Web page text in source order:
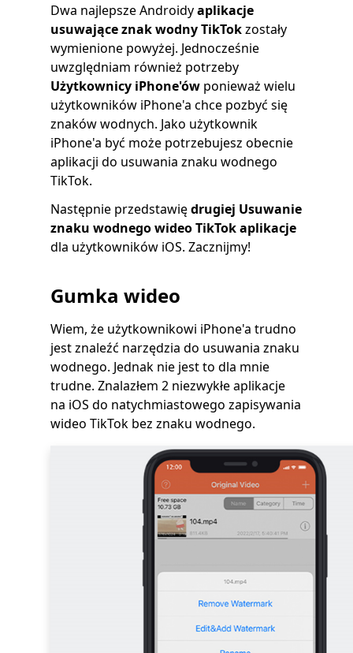
Dwa najlepsze Androidyaplikacje
usuwające znak wodny TikTokzostały
wymienione powyżej. Jednocześnie
uwzględniam również potrzeby
Użytkownicy iPhone'ów ponieważ wielu
użytkowników iPhone'a chce pozbyć się
znaków wodnych. Jako użytkownik
iPhone'a być może potrzebujesz obecnie
aplikacji do usuwania znaku wodnego
TikTok.
Następnie przedstawiędrugiej Usuwanie
znaku wodnego wideo TikTokaplikacje
dla użytkowników iOS. Zacznijmy!
Gumka wideo
Wiem, że użytkownikowi iPhone'a trudno
jest znaleźć narzędzia do usuwania znaku
wodnego. Jednak nie jest to dla mnie
trudne. Znalazłem 2 niezwykłe aplikacje
na iOS do natychmiastowego zapisywania
wideo TikTok bez znaku wodnego.